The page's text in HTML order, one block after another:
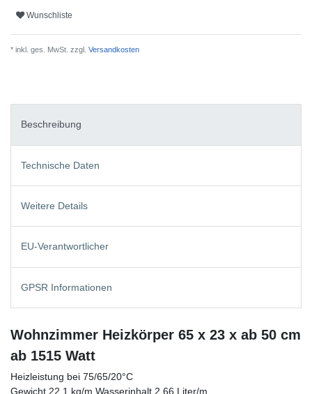
Wunschliste
* inkl. ges. MwSt. zzgl. Versandkosten
Beschreibung
Technische Daten
Weitere Details
EU-Verantwortlicher
GPSR Informationen
Wohnzimmer Heizkörper 65 x 23 x ab 50 cm
ab 1515 Watt
Heizleistung bei 75/65/20°C
Gewicht 22,1 kg/m Wasserinhalt 2,66 Liter/m